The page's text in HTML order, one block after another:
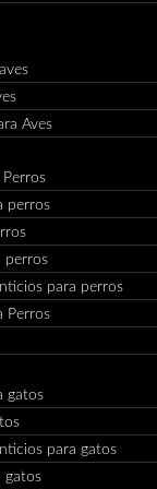
Aves
perros
perros
para perros
Perros
gatos
para gatos
gatos